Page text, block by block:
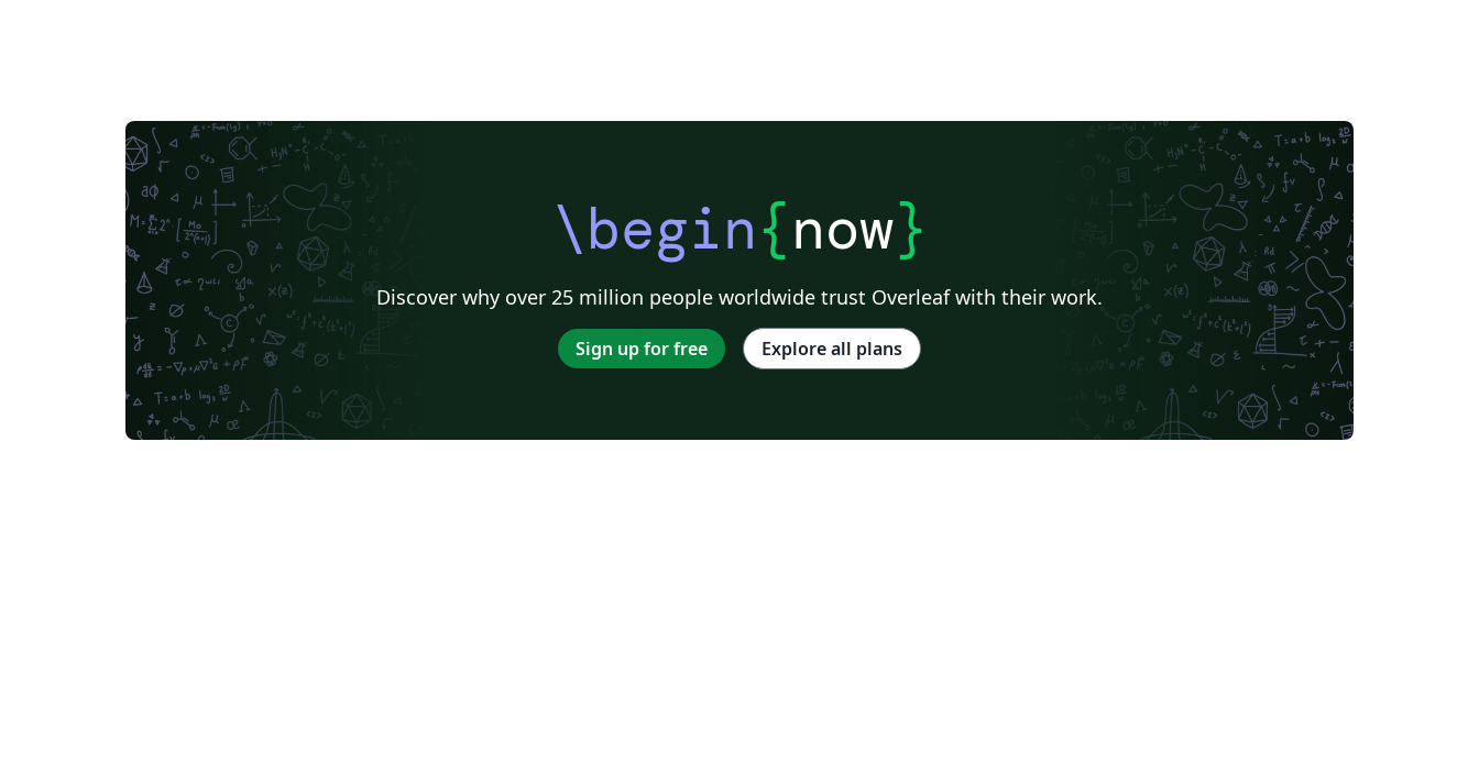
\begin{now}
Discover why over 25 million people worldwide trust Overleaf with their work.
Sign up for free Explore all plans